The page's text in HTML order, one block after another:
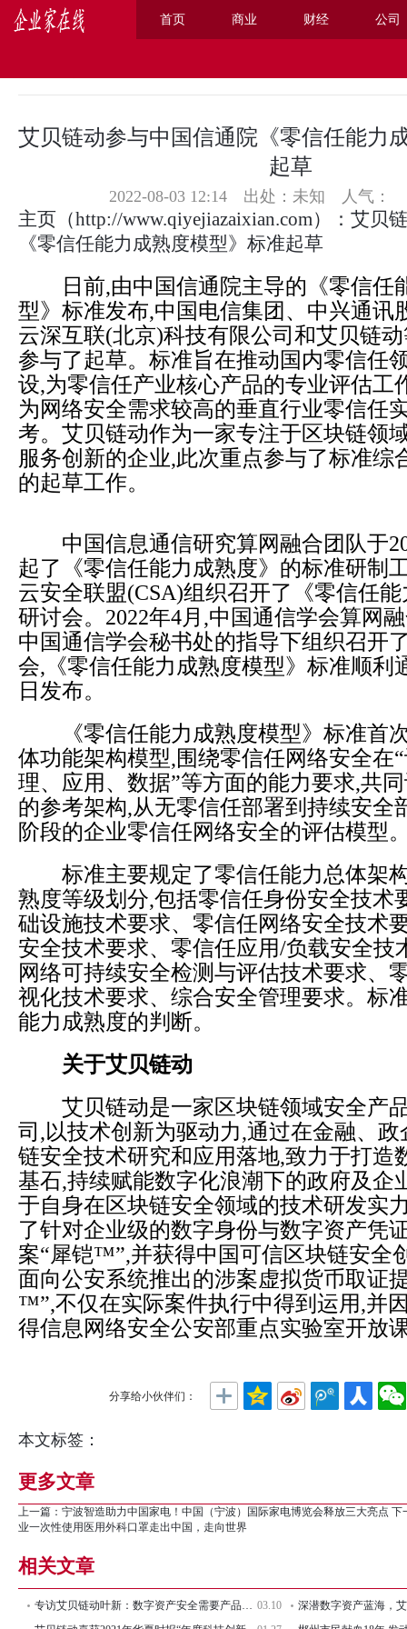
首页 商业 财经 公司
艾贝链动参与中国信通院《零信任能力
起草
2022-08-03 12:14 出处：未知 人气：
主页 （http://www.qiyejiazaixian.com）：艾贝
《零信任能力成熟度模型》标准起草
日前,由中国信通院主导的《零信任
型》标准发布,中国电信集团、中兴通讯
云深互联(北京)科技有限公司和艾贝链
参与了起草。标准旨在推动国内零信任
设,为零信任产业核心产品的专业评估工
为网络安全需求较高的垂直行业零信任
考。艾贝链动作为一家专注于区块链领
服务创新的企业,此次重点参与了标准综
的起草工作。
中国信息通信研究算网融合团队于
起了《零信任能力成熟度》的标准研制
云安全联盟(CSA)组织召开了《零信任
研讨会。2022年4月,中国通信学会算网
中国通信学会秘书处的指导下组织召开
会,《零信任能力成熟度模型》标准顺利
日发布。
《零信任能力成熟度模型》标准首
体功能架构模型,围绕零信任网络安全在
理、应用、数据”等方面的能力要求,共
的参考架构,从无零信任部署到持续安全
阶段的企业零信任网络安全的评估模型
标准主要规定了零信任能力总体架
熟度等级划分,包括零信任身份安全技术
础设施技术要求、零信任网络安全技术
安全技术要求、零信任应用/负载安全技
网络可持续安全检测与评估技术要求、
视化技术要求、综合安全管理要求。标
能力成熟度的判断。
关于艾贝链动
艾贝链动是一家区块链领域安全产
司,以技术创新为驱动力,通过在金融、
链安全技术研究和应用落地,致力于打造
基石,持续赋能数字化浪潮下的政府及企
于自身在区块链安全领域的技术研发实
了针对企业级的数字身份与数字资产凭
案“犀铠™”,并获得中国可信区块链安全
面向公安系统推出的涉案虚拟货币取证
™”,不仅在实际案件执行中得到运用,并
得信息网络安全公安部重点实验室开放
分享给小伙伴们：
本文标签：
更多文章
上一篇： 宁波智造助力中国家电！中国（宁波）国际家电博览会释放三大亮点 下
业一次性使用医用外科口罩走出中国，走向世界
相关文章
专访艾贝链动叶新：数字资产安全需要产品、技术与制度相结合 03.10